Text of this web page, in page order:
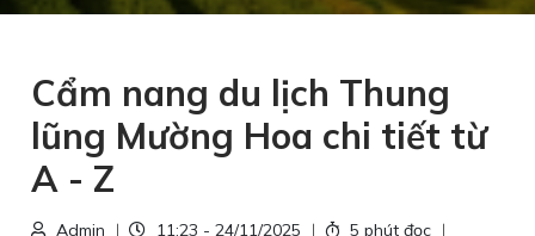
Cẩm nang du lịch Thung
lũng Mường Hoa chi tiết từ
A - Z
Admin 11:23 - 24/11/2025 5 phút đọc